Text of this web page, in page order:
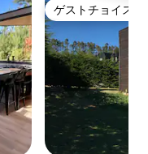
ゲストチョイス
ゲストチョイス